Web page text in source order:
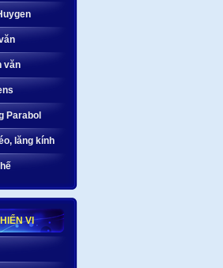
văn
Parabol
lăng kính
VI